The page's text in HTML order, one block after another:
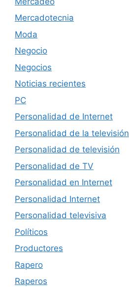
Mercadotecnia
Moda
Negocio
Negocios
Noticias recientes
PC
Personalidad de Internet
Personalidad de la televisión
Personalidad de televisión
Personalidad de TV
Personalidad en Internet
Personalidad Internet
Personalidad televisiva
Políticos
Productores
Rapero
Raperos